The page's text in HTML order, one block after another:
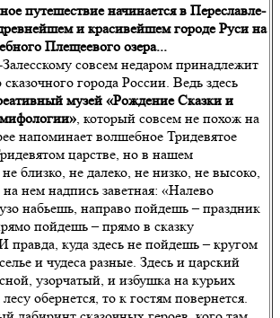
путешествие начинается в Переславле-
и красивейшем городе Руси на
Плещеевого озера...
совсем недаром принадлежит
сказочного города России. Ведь здесь
музей «Рождение Сказки и
, который совсем не похож на
напоминает волшебное Тридевятое
царстве, но в нашем
не близко, не далеко, не низко, не высоко,
нем надпись заветная: «Налево
набьешь, направо пойдешь – праздник
пойдешь – прямо в сказку
правда, куда здесь не пойдешь – кругом
и чудеса разные. Здесь и царский
узорчатый, и избушка на курьих
обернется, то к гостям повернется.